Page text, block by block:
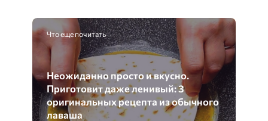
Что еще почитать
Неожиданно просто и вкусно.
Приготовит даже ленивый: 3
оригинальных рецепта из обычного
лаваша